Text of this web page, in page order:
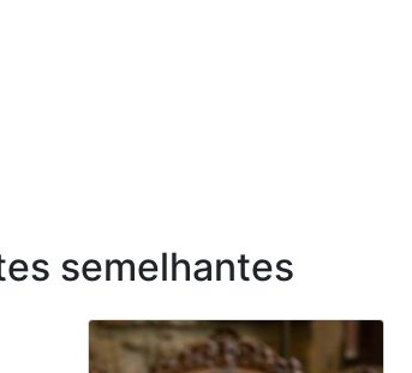
semelhantes